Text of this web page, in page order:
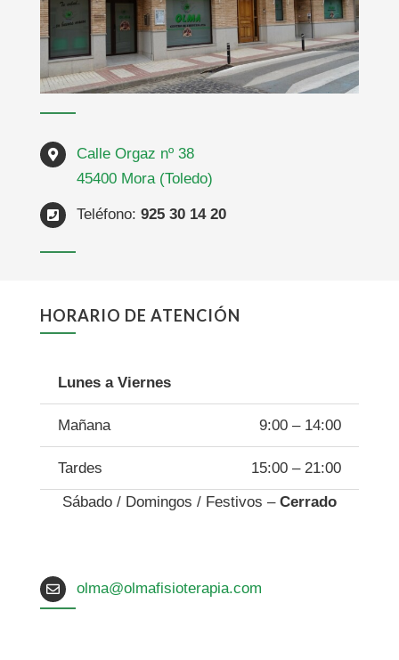
Calle Orgaz nº 38
45400 Mora (Toledo)
Teléfono: 925 30 14 20
HORARIO DE ATENCIÓN
Lunes a Viernes
Mañana 9:00 – 14:00
Tardes
15:00 – 21:00
Sábado / Domingos / Festivos – Cerrado
olma@olmafisioterapia.com